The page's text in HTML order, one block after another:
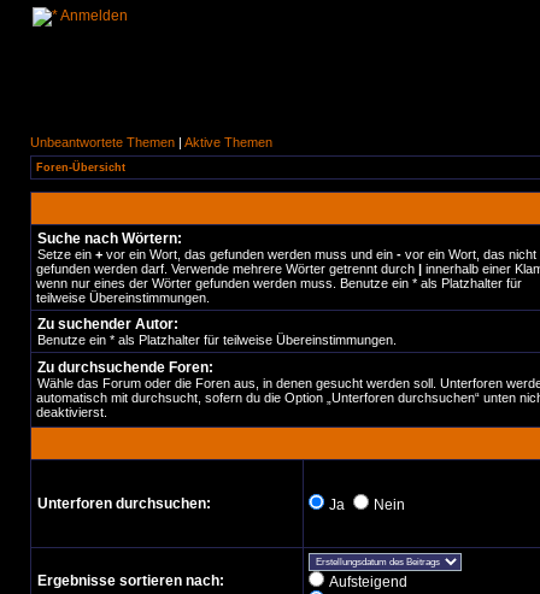
Anmelden
Unbeantwortete Themen | Aktive Themen
Foren-Übersicht
Suche nach Wörtern:
Setze ein + vor ein Wort, das gefunden werden muss und ein - vor ein Wort, das nicht
gefunden werden darf. Verwende mehrere Wörter getrennt durch | innerhalb einer
wenn nur eines der Wörter gefunden werden muss. Benutze ein * als Platzhalter für
teilweise Übereinstimmungen.
Zu suchender Autor:
Benutze ein * als Platzhalter für teilweise Übereinstimmungen.
Zu durchsuchende Foren:
Wähle das Forum oder die Foren aus, in denen gesucht werden soll. Unterforen
automatisch mit durchsucht, sofern du die Option „Unterforen durchsuchen“ unten
deaktivierst.
Unterforen durchsuchen: Ja Nein
Ergebnisse sortieren nach:
Aufsteigend